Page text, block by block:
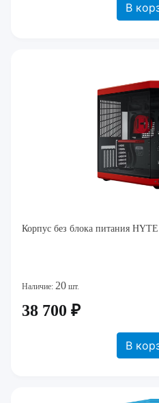
В
Корпус без блока питания
Наличие: 20 шт.
38 700 ₽
В